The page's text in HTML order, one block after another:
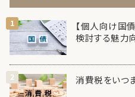
【個人向け国
検討する魅力
消費税をいつ